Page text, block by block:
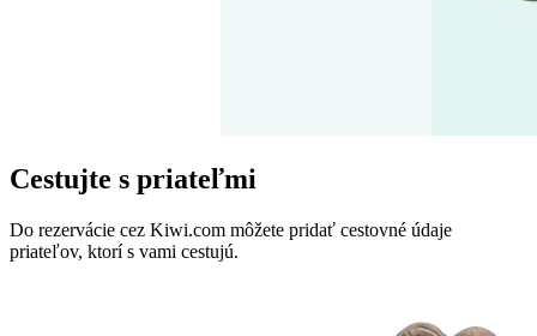
Cestujte s priateľmi
Do rezervácie cez Kiwi.com môžete pridať cestovné údaje
priateľov, ktorí s vami cestujú.